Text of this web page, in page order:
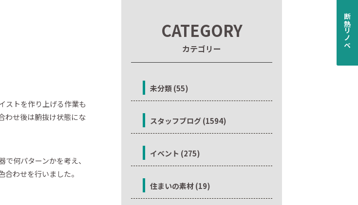
ストを作り上げる作業も
わせ後は腑抜け状態にな
何パターンかを考え、
わせを行いました。
CATEGORY
カテゴリー
未分類 (55)
スタッフブログ (1594)
イベント (275)
住まいの素材 (19)
断熱リノベ